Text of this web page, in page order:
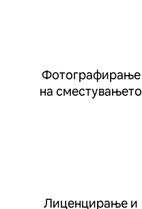
Фотографирање
на сместувањето
Лиценцирање и